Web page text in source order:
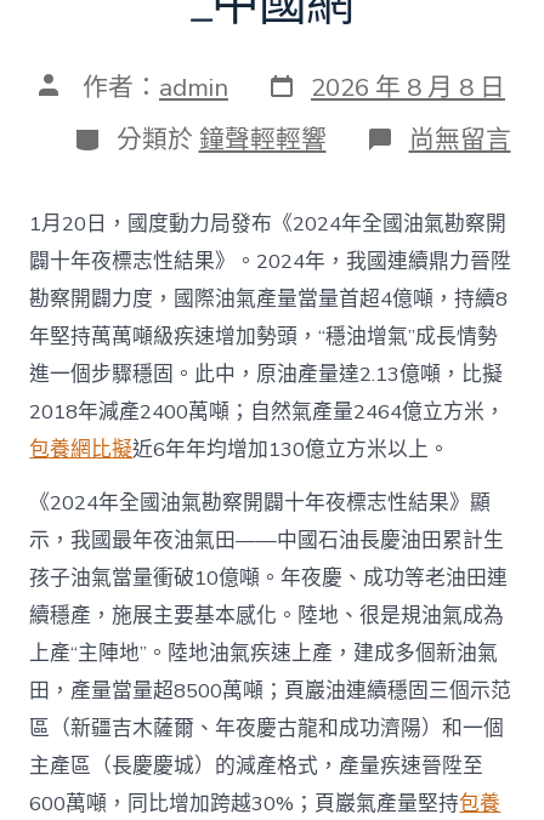
文 作者： admin 發
表
日
期
2026 年 8 月 8 日
分
類
分類於 鐘聲輕輕響 在
〈往
國
際
油
氣
查
包
養
app
產
量
當
首
超
4
億
噸
_
中
國
網〉
中
尚無留言
1月20日，國度動力局發布《2024年全國油氣勘察開
闢十年夜標志性結果》。2024年，我國連續鼎力晉陞
勘察開闢力度，國際油氣產量當量首超4億噸，持續8
年堅持萬萬噸級疾速增加勢頭，“穩油增氣”成長情勢
進一個步驟穩固。此中，原油產量達2.13億噸，比擬
2018年減產2400萬噸；自然氣產量2464億立方米，
包養網比擬近6年年均增加130億立方米以上。
《2024年全國油氣勘察開闢十年夜標志性結果》顯
示，我國最年夜油氣田——中國石油長慶油田累計生
孩子油氣當量衝破10億噸。年夜慶、成功等老油田連
續穩產，施展主要基本感化。陸地、很是規油氣成為
上產“主陣地”。陸地油氣疾速上產，建成多個新油氣
田，產量當量超8500萬噸；頁巖油連續穩固三個示范
區（新疆吉木薩爾、年夜慶古龍和成功濟陽）和一個
主產區（長慶慶城）的減產格式，產量疾速晉陞至
600萬噸，同比增加跨越30%；頁巖氣產量堅持包養